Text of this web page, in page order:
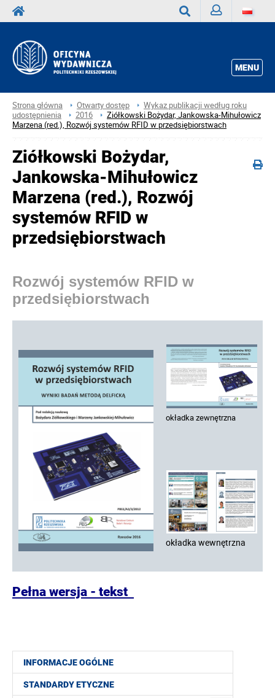
MENU
Strona główna Otwarty dostęp
Wykaz publikacji według roku
udostępnienia
2016
Ziółkowski Bożydar, Jankowska-Mihułowicz
Marzena (red.), Rozwój systemów RFID w przedsiębiorstwach
INFORMACJE OGÓLNE
STANDARDY ETYCZNE
Ziółkowski Bożydar,
Jankowska-Mihułowicz
Marzena (red.), Rozwój
systemów RFID w
przedsiębiorstwach
Rozwój systemów RFID w
przedsiębiorstwach
okładka zewnętrzna
okładka wewnętrzna
Pełna wersja - tekst